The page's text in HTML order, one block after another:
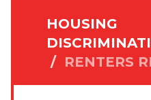
HOUSING
/ RENTERS